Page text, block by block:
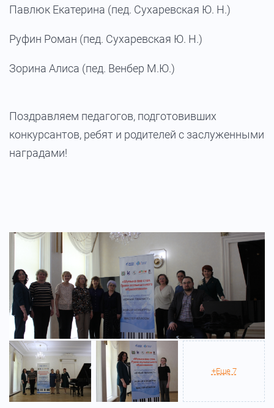
Павлюк Екатерина (пед. Сухаревская Ю. Н.)
Руфин Роман (пед. Сухаревская Ю. Н.)
Зорина Алиса (пед. Венбер М.Ю.)
Поздравляем педагогов, подготовивших
конкурсантов, ребят и родителей с заслуженными
наградами!
+Еще 7